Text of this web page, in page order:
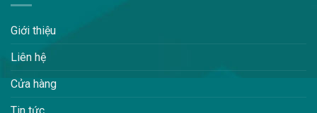
Giới thiệu
Liên hệ
Cửa hàng